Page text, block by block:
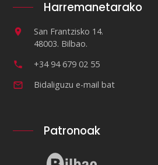
Harremanetarako
San Frantzisko 14.
48003. Bilbao.
+34 94 679 02 55
Bidaliguzu e-mail bat
Patronoak